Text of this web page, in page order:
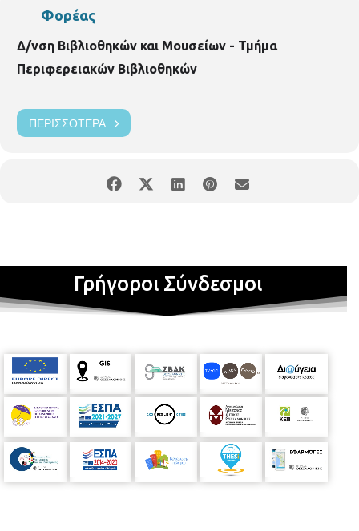
Φορέας
Δ/νση Βιβλιοθηκών και Μουσείων - Τμήμα
Περιφερειακών Βιβλιοθηκών
ΠΕΡΙΣΣΌΤΕΡΑ
Γρήγοροι Σύνδεσμοι